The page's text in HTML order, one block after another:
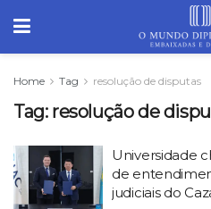
Home Tag resolução de disputas
Tag: resolução de
Universidade
de
judiciais do